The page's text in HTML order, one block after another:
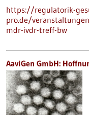
https://regulatorik-
pro.de/
mdr-ivdr-treff-bw
AaviGen GmbH: